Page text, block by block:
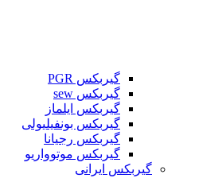
گیربکس PGR
گیربکس sew
گیربکس ایلماز
گیربکس بونفیلیولی
گیربکس رجیانا
گیربکس موتوواریو
گیربکس ایرانی